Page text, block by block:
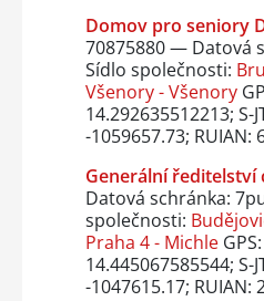
Domov pro seniory
70875880 — Datová
Sídlo společnosti:
Všenory - Všenory
14.292635512213; S-
-1059657.73; RUIAN:
Generální ředitelství
Datová schránka:
společnosti:
Praha 4 - Michle
14.445067585544; S-
-1047615.17; RUIAN: